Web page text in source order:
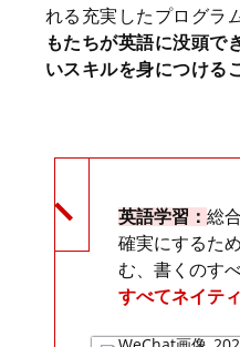
れる充実したプログラ
もたちが英語に没頭で
いスキルを身につける
英語学習：総
確実にするた
む、書くのす
すべてネイテ